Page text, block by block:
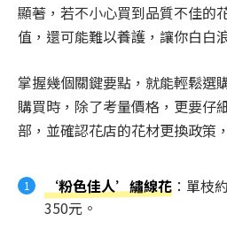
顯著，若不小心買到品質不佳的
值，還可能難以養護，讓你白白
掌握幾個關鍵要點，就能輕鬆選
購買時，除了考量價格，更要仔
部，並確認花店的花材更換政策
‘粉色佳人’繡線花 ：單枝
350元。